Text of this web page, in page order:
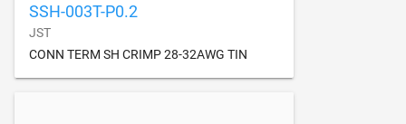
SSH-003T-P0.2
JST
CONN TERM SH CRIMP 28-32AWG TIN